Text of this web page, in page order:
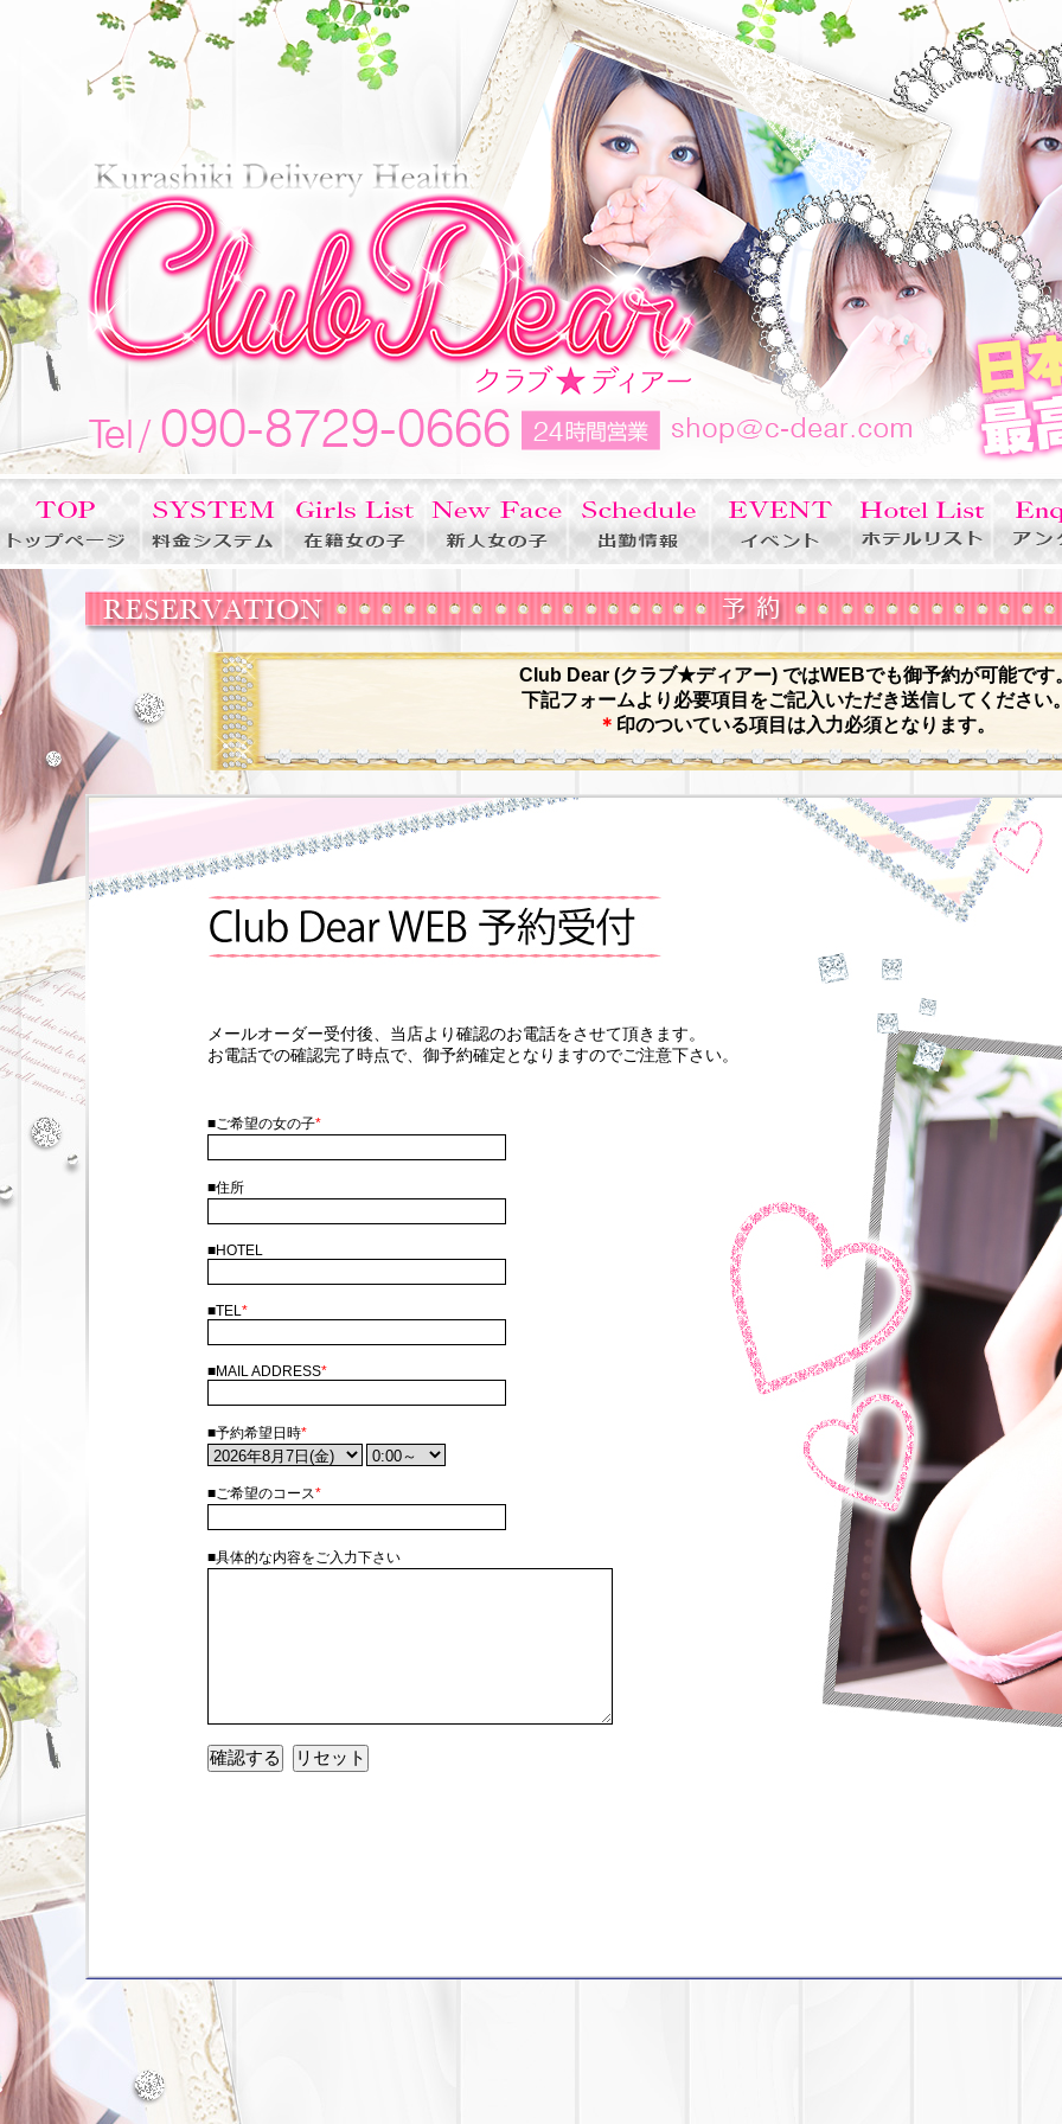
Club Dear (クラブ★ディアー) ではWEBでも御予約が可能です
下記フォームより必要項目をご記入いただき送信してください
＊ 印のついている項目は入力必須となります。
メールオーダー受付後、当店より確認のお電話をさせて頂きます。
お電話での確認完了時点で、御予約確定となりますのでご注意下さい。
■ご希望の女の子*
■住所
■HOTEL
■TEL*
■MAIL ADDRESS*
■予約希望日時*
■ご希望のコース*
■具体的な内容をご入力下さい